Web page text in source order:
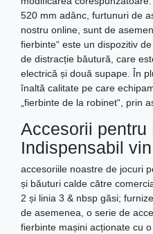
520 mm adânc, furtunuri de
nostru online, sunt de
fierbinte“ este un dispozitiv
de distracție băutură, care
electrică și două supape. În
înaltă calitate pe care
„fierbinte de la robinet“, prin
Accesorii pentru
Indispensabil vin
accesoriile noastre de jocuri
și băuturi calde către
2 și linia 3 & nbsp găsi;
de asemenea, o serie de
fierbinte mașini acționate cu